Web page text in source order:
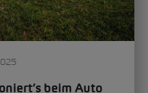
beim Auto